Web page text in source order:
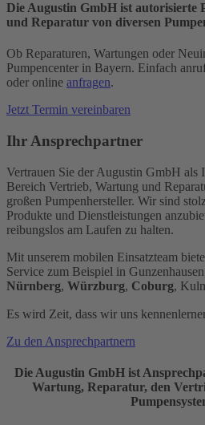
Die Augustin GmbH ist autorisierte
und Reparatur von diversen
Ob Reparaturen, Wartungen oder
Pumpencenter in Bayern. Einfach
oder online anfragen.
Jetzt Termin vereinbaren
Ihr Ansprechpartner
Vertrauen Sie der Augustin GmbH als
Bereich Vertrieb, Wartung und
großen Pumpenhersteller. Wir sind
Produkte und Dienstleistungen
reibungslos am Laufen zu halten.
Mit unserem mobilen Einsatzteam
Service zum Beispiel in
Nürnberg, Würzburg, Coburg,
Es wird Zeit, dass wir uns
Zu den Ansprechpartnern
Die Augustin GmbH ist
Wartung, Reparatur, den